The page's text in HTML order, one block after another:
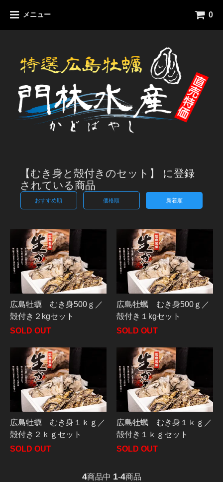
メニュー 0
【むき身と殻付きのセット】 に登録
されている商品
おすすめ順 価格順 新着順
広島牡蠣 むき身500ｇ／
殻付き２kgセット
SOLD OUT
広島牡蠣 むき身500ｇ／
殻付き１kgセット
SOLD OUT
広島牡蠣 むき身１ｋｇ／
殻付き２ｋｇセット
SOLD OUT
広島牡蠣 むき身１ｋｇ／
殻付き１ｋｇセット
SOLD OUT
4商品中 1-4商品